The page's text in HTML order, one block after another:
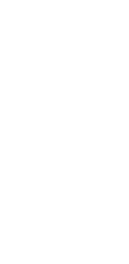
신탁1호(UH)(주식)